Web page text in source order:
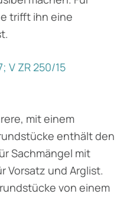
trifft ihn eine
V ZR 250/15
mit einem
enthält den
Sachmängel mit
Vorsatz und Arglist.
von einem